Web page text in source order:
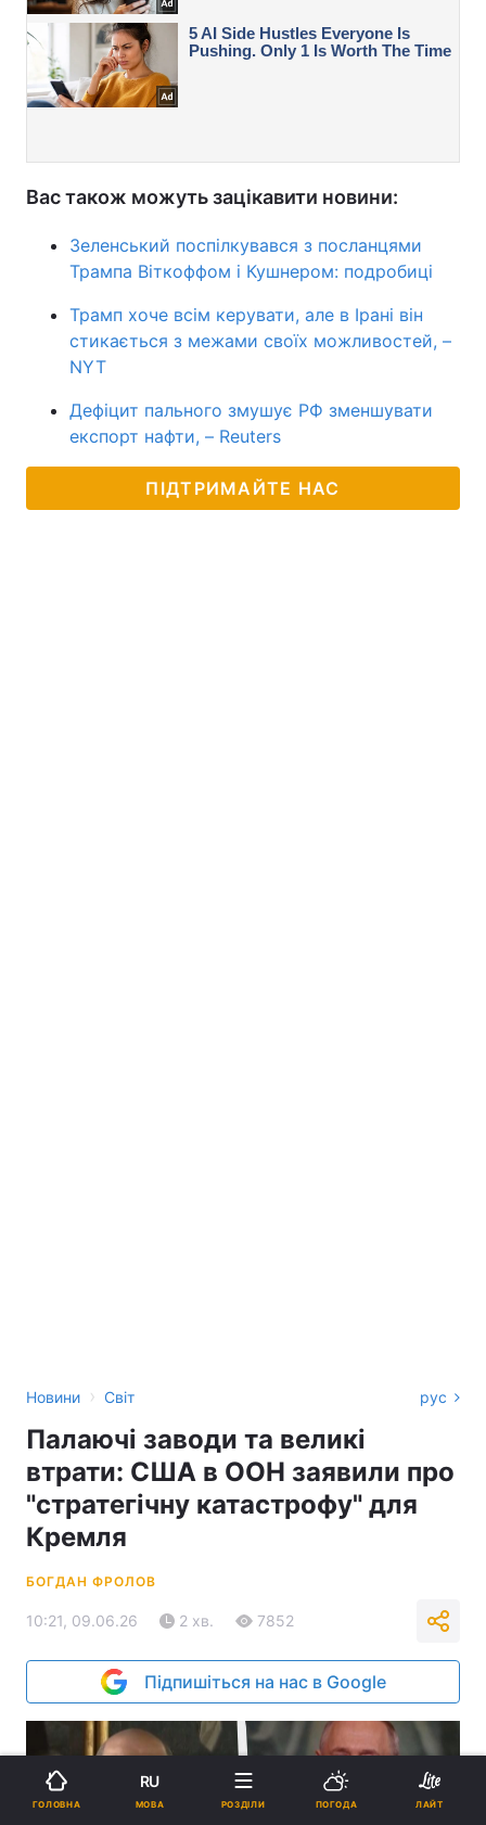
Вас також можуть зацікавити новини:
Зеленський поспілкувався з посланцями
Трампа Віткоффом і Кушнером: подробиці
Трамп хоче всім керувати, але в Ірані він
стикається з межами своїх можливостей, –
NYT
Дефіцит пального змушує РФ зменшувати
експорт нафти, – Reuters
ПІДТРИМАЙТЕ НАС
Новини › Світ рус
Палаючі заводи та великі
втрати: США в ООН заявили про
"стратегічну катастрофу" для
Кремля
БОГДАН ФРОЛОВ
10:21, 09.06.26 2 хв. 7852
Підпишіться на нас в Google
ГОЛОВНА
RU
МОВА РОЗДІЛИ ПОГОДА ЛАЙТ